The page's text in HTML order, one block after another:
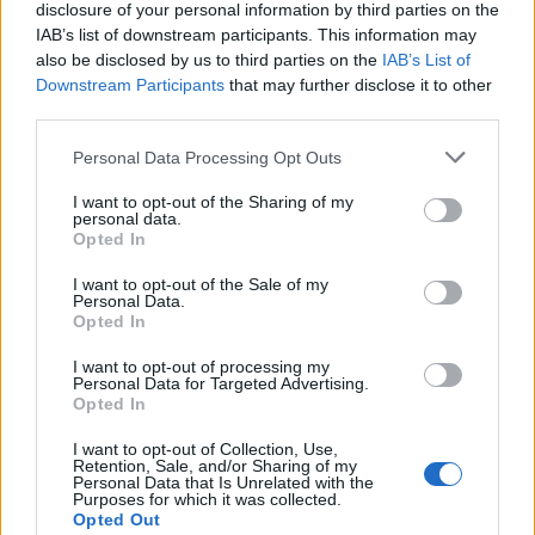
disclosure of your personal information by third parties on the
IAB’s list of downstream participants. This information may
also be disclosed by us to third parties on the IAB’s List of
Downstream Participants that may further disclose it to other
Personal Data Processing Opt Outs
I want to opt-out of the Sharing of my
personal data.
Opted In
I want to opt-out of the Sale of my
Personal Data.
Opted In
I want to opt-out of processing my
Personal Data for Targeted Advertising.
Opted In
I want to opt-out of Collection, Use,
Retention, Sale, and/or Sharing of my
Personal Data that Is Unrelated with the
Purposes for which it was collected.
Opted Out
Fosfori (P)
8,0 mg
1 %
Jodi (I)
1,4 µg
1 %
Kupari (Cu)
10 %
Natrium (Na)
Rauta (Fe)
0,2 mg
1 %
Seleeni (Se)
Sinkki (Zn)
0,1 mg